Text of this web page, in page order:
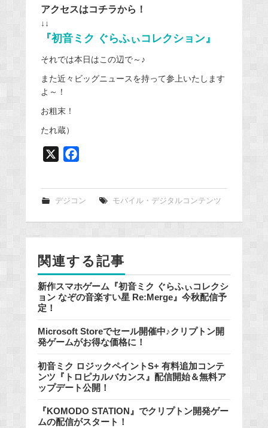
アクセスはコチラから！
↓↓
『初音ミク ぐらふぃコレクション』
それでは本日はこの辺で～♪
また近々ビッグニュースを持って参上いたします
よ～！
お粗末！
たれ蔵）
e
k
デジコン モバイル・デジタルコンテンツ
関連する記事
新作スマホゲーム『初音ミク ぐらふぃコレクシ
ョン なぞの音楽すい星 Re:Merge』今秋配信予
定！
Microsoft Storeでセール開催中♪クリプトン開
発ゲームがお得な価格に！
初音ミク ロジックペイントS+ 有料追加コンテ
ンツ『トロピカルバカンス』配信開始＆無料ア
ップデート公開！
『KOMODO STATION』でクリプトン開発ゲー
ムの配信がスタート！